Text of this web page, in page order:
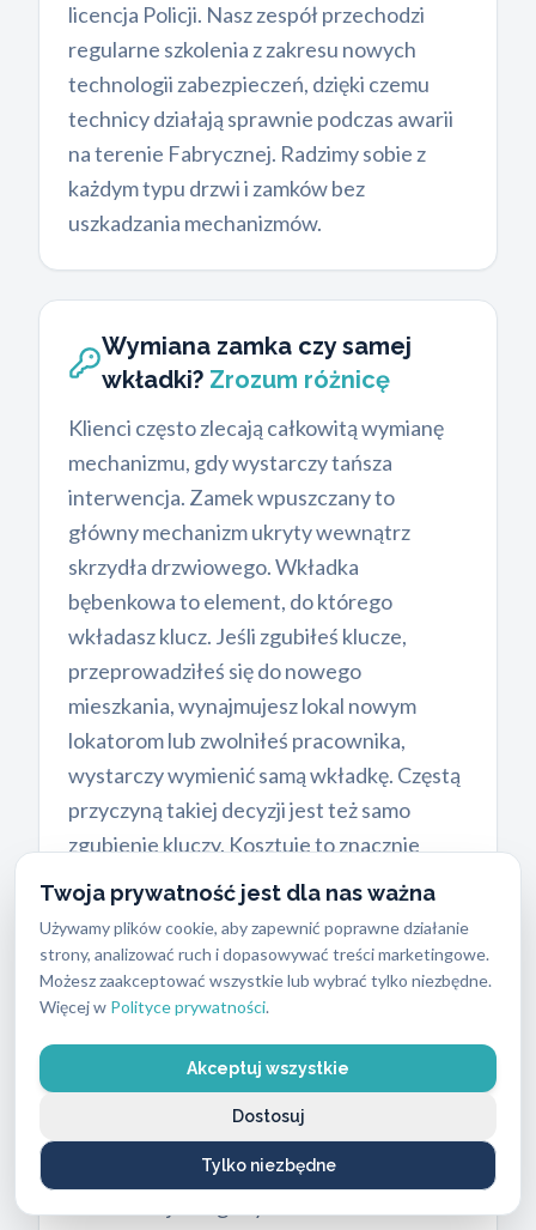
Twoja prywatność jest dla nas ważna
Używamy plików cookie, aby zapewnić poprawne działanie
strony, analizować ruch i dopasowywać treści marketingowe.
Możesz zaakceptować wszystkie lub wybrać tylko niezbędne.
Więcej w Polityce prywatności.
Akceptuj wszystkie
Tylko niezbędne
Dostosuj
licencja Policji. Nasz zespół przechodzi
regularne szkolenia z zakresu nowych
technologii zabezpieczeń, dzięki czemu
technicy działają sprawnie podczas awarii
na terenie Fabrycznej. Radzimy sobie z
każdym typu drzwi i zamków bez
uszkadzania mechanizmów.
Wymiana zamka czy samej
wkładki? Zrozum różnicę
Klienci często zlecają całkowitą wymianę
mechanizmu, gdy wystarczy tańsza
interwencja. Zamek wpuszczany to
główny mechanizm ukryty wewnątrz
skrzydła drzwiowego. Wkładka
bębenkowa to element, do którego
wkładasz klucz. Jeśli zgubiłeś klucze,
przeprowadziłeś się do nowego
mieszkania, wynajmujesz lokal nowym
lokatorom lub zwolniłeś pracownika,
wystarczy wymienić samą wkładkę. Częstą
przyczyną takiej decyzji jest też samo
zgubienie kluczy. Kosztuje to znacznie
mniej i zajmuje kilkanaście minut. Koszt
wymiany wkładki zamka zwykle zależy od
modelu i lokalizacji, ale najczęściej wynosi
od 100 do 300 zł, a prosta wkładka
bębenkowa kosztuje zazwyczaj od 130 do
200 zł.
dopiero wtedy, gdy mechanizm ulegnie
fizycznemu uszkodzeniu; orientacyjny